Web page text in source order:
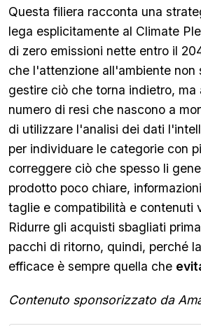
Questa filiera racconta una
lega esplicitamente al Climate
di zero emissioni nette entro il
che l'attenzione all'ambiente non
gestire ciò che torna indietro, ma
numero di resi che nascono a
di utilizzare l'analisi dei dati
per individuare le categorie con
correggere ciò che spesso li
prodotto poco chiare,
taglie e compatibilità e contenuti
Ridurre gli acquisti sbagliati
pacchi di ritorno, quindi, perché
efficace è sempre quella che
Contenuto sponsorizzato da